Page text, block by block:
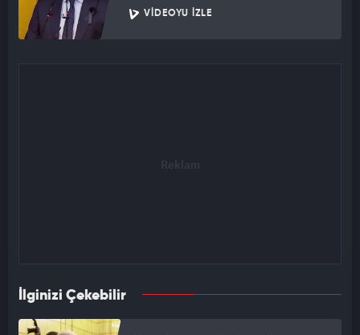
VIDEOYU İZLE
İlginizi Çekebilir